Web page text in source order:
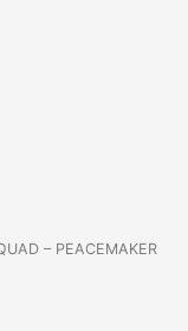
– PEACEMAKER